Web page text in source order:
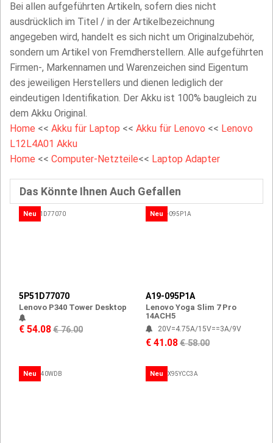
Bei allen aufgeführten Artikeln, sofern dies nicht
ausdrücklich im Titel / in der Artikelbezeichnung
angegeben wird, handelt es sich nicht um Originalzubehör,
sondern um Artikel von Fremdherstellern. Alle aufgeführten
Firmen-, Markennamen und Warenzeichen sind Eigentum
des jeweiligen Herstellers und dienen lediglich der
eindeutigen Identifikation. Der Akku ist 100% baugleich zu
dem Akku Original.
Home << Akku für Laptop << Akku für Lenovo << Lenovo
L12L4A01 Akku
Home << Computer-Netzteile<< Laptop Adapter
Das Könnte Ihnen Auch Gefallen
Neu
5P51D77070
Lenovo P340 Tower Desktop
€ 54.08€ 76.00
Neu
A19-095P1A
Lenovo Yoga Slim 7 Pro
14ACH5
20V=4.75A/15V==3A/9V
€ 41.08€ 58.00
Neu Neu